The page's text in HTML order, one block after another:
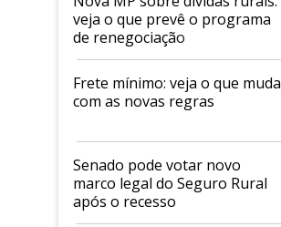
veja o que prevê o programa
de renegociação
Frete mínimo: veja o que muda
com as novas regras
Senado pode votar novo
marco legal do Seguro Rural
após o recesso